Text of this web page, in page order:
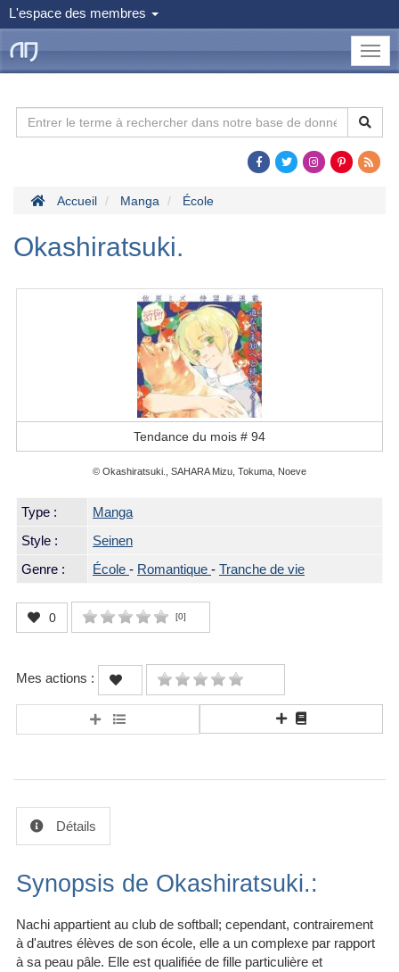
L'espace des membres
le
Dojo
Accueil Manga École
Okashiratsuki.
Tendance du mois # 94
© Okashiratsuki., SAHARA Mizu, Tokuma, Noeve
Type :
Manga
Style :
Seinen
Genre :
École - Romantique - Tranche de vie
0 [0]
Mes actions :
Détails
Synopsis de Okashiratsuki.:
Nachi appartient au club de softball; cependant, contrairement
à d'autres élèves de son école, elle a un complexe par rapport
à sa peau pâle. Elle est qualifiée de fille particulière et